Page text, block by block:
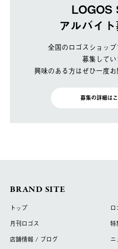
LOGOS
アルバイ
全国のロゴスショッ
募集してい
興味のある方はぜひ一度お
募集の詳細は
BRAND SITE
トップ
月刊ロゴス
特
店舗情報 / ブログ
ニ